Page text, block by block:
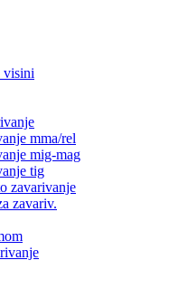
visini
mma/rel
mig-mag
tig
zavarivanje
zavariv.